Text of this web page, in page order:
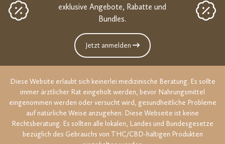
exklusive Angebote, Rabatte und
Bundles.
Jetzt anmelden
Diese Website erlaubt sich keinerlei medizinische Beratung. Es sollte
immer ärztlicher Rat eingeholt werden, bevor Nahrungsmittel
eingenommen werden oder versucht wird, gesundheitliche Probleme
auf natürliche Weise anzugehen. Diese Webseite ist keine
Rechtsberatung. Es sollten alle lokalen, Landes und Bundesgesetze
bezüglich des Gebrauchs von THC/CBD-haltigen Produkten